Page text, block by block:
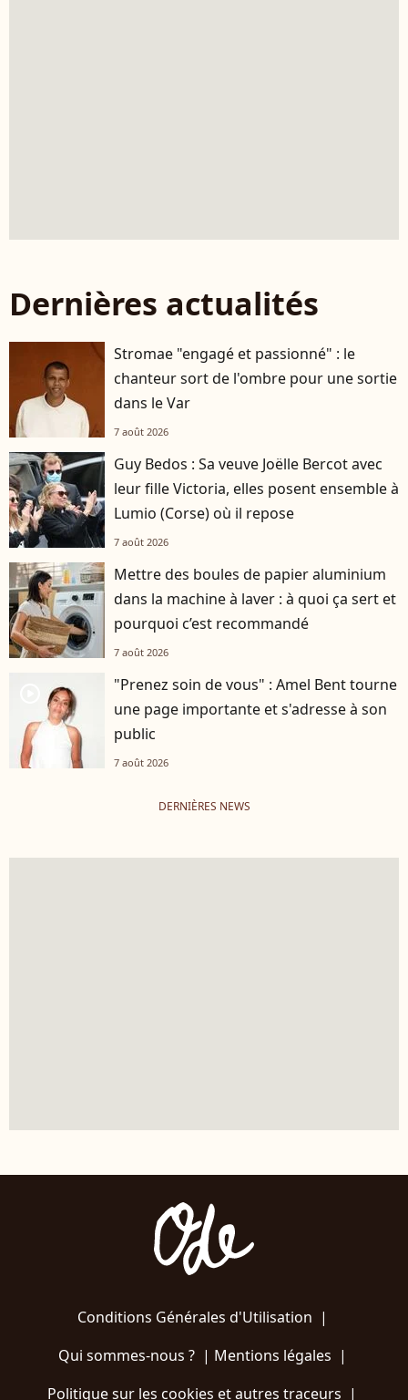
Dernières actualités
Stromae "engagé et passionné" : le
chanteur sort de l'ombre pour une sortie
dans le Var
7 août 2026
Guy Bedos : Sa veuve Joëlle Bercot avec
leur fille Victoria, elles posent ensemble à
Lumio (Corse) où il repose
7 août 2026
Mettre des boules de papier aluminium
dans la machine à laver : à quoi ça sert et
pourquoi c’est recommandé
7 août 2026
"Prenez soin de vous" : Amel Bent tourne
une page importante et s'adresse à son
public
7 août 2026
DERNIÈRES NEWS
Conditions Générales d'Utilisation |
Qui sommes-nous ?| Mentions légales |
Politique sur les cookies et autres traceurs |